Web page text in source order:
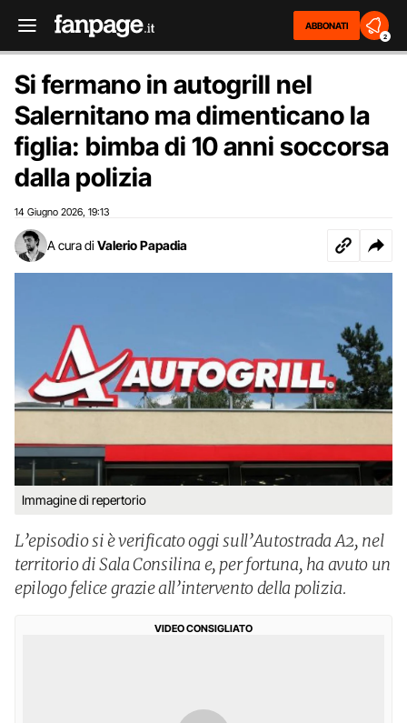
ABBONATI
2
Si fermano in autogrill nel
Salernitano ma dimenticano la
figlia: bimba di 10 anni soccorsa
dalla polizia
14 Giugno 2026 19:13
A cura di Valerio Papadia
Immagine di repertorio
L’episodio si è verificato oggi sull’Autostrada A2, nel
territorio di Sala Consilina e, per fortuna, ha avuto un
epilogo felice grazie all’intervento della polizia.
VIDEO CONSIGLIATO